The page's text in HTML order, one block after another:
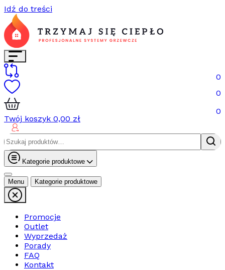
Idź do treści
0
0
0
Twój koszyk 0,00 zł
Szukaj:
Kategorie produktowe
Menu Kategorie produktowe
Promocje
Outlet
Wyprzedaż
Porady
FAQ
Kontakt